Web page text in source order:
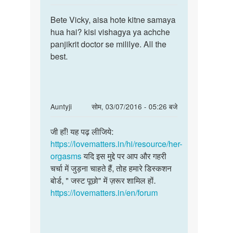
shaikh
to
hello
...
Bete
Vicky,
aisa
hote
Bete Vicky, aisa hote kitne samaya
hua hai? kisi vishagya ya achche
panjikrit doctor se mililye. All the
best.
Auntyji
सोम, 03/07/2016 - 05:26 बजे
In
to
लडकी
को
संतुष्टि
कैसे
मिलती
जी
हाँ!
यह
पढ़
लीजिये:
जी हाँ! यह पढ़ लीजिये:
https://lovematters.in/hi/resource/her-
orgasmsयदि इस मुद्दे पर आप और गहरी
चर्चा में जुड़ना चाहते हैं, तोह हमारे डिस्कशन
बोर्ड, " जस्ट पूछो" में ज़रूर शामिल हों.
https://lovematters.in/en/forum